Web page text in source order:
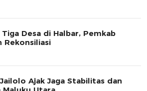
Desa di Halbar, Pemkab
Rekonsiliasi
Ajak Jaga Stabilitas dan